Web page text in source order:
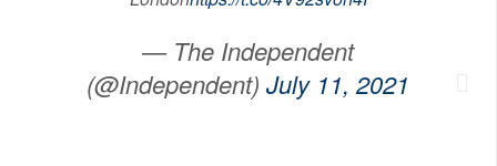
— The Independent
(@Independent) July 11, 2021